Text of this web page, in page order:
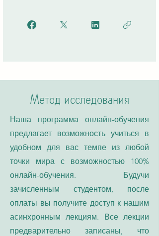
Метод исследования
Наша программа онлайн-обучения
предлагает возможность учиться в
удобном для вас темпе из любой
точки мира с возможностью 100%
онлайн-обучения. Будучи
зачисленным студентом, после
оплаты вы получите доступ к нашим
асинхронным лекциям. Все лекции
предварительно записаны, что